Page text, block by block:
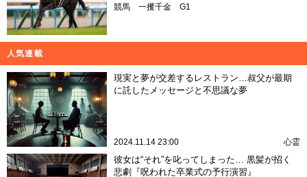
競馬 一攫千金 G1
人気連載
現実と夢が交差するレストラン…叔父が最期
に託したメッセージと不思議な夢
2024.11.14 23:00 心霊
彼女は“それ”を叱ってしまった… 黒髪が招く
悲劇『呪われた卒業式の予行演習』